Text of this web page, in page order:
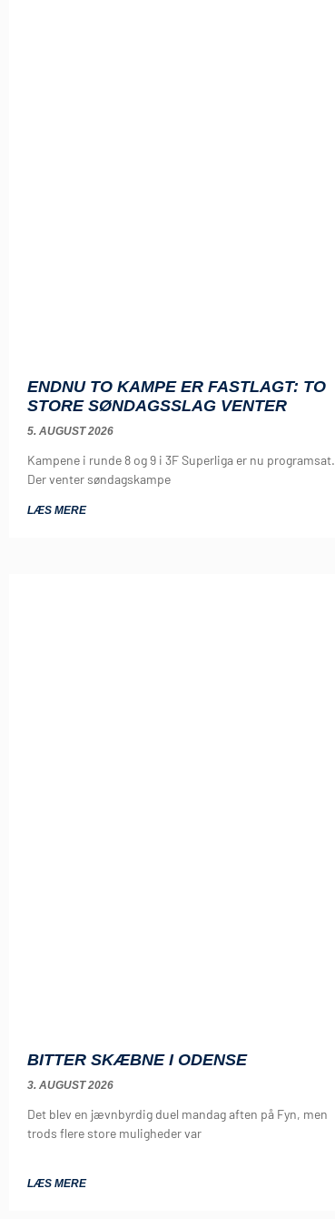
ENDNU TO KAMPE ER FASTLAGT: TO
STORE SØNDAGSSLAG VENTER
5. AUGUST 2026
Kampene i runde 8 og 9 i 3F Superliga er nu programsat.
Der venter søndagskampe
LÆS MERE
BITTER SKÆBNE I ODENSE
3. AUGUST 2026
Det blev en jævnbyrdig duel mandag aften på Fyn, men
trods flere store muligheder var
LÆS MERE